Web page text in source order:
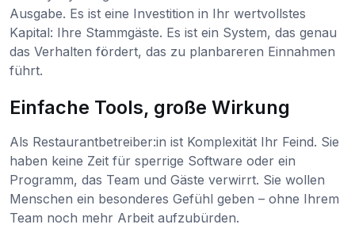
Ausgabe. Es ist eine Investition in Ihr wertvollstes
Kapital: Ihre Stammgäste. Es ist ein System, das genau
das Verhalten fördert, das zu planbareren Einnahmen
führt.
Einfache Tools, große Wirkung
Als Restaurantbetreiber:in ist Komplexität Ihr Feind. Sie
haben keine Zeit für sperrige Software oder ein
Programm, das Team und Gäste verwirrt. Sie wollen
Menschen ein besonderes Gefühl geben – ohne Ihrem
Team noch mehr Arbeit aufzubürden.